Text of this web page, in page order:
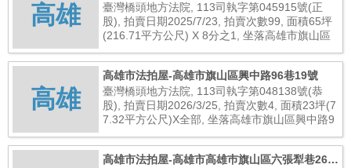
高雄
存登記建物）
臺灣橋頭地方法院, 113司執字第045915號(正
股), 拍賣日期2025/7/23, 拍賣次數99, 面積65坪
(216.71平方公尺) X 8分之1, 坐落高雄市旗山區
4,000元
高雄
高雄市法拍屋-高雄市旗山區興中路96巷19號
臺灣橋頭地方法院, 113司執字第048138號(恭
股), 拍賣日期2026/3/25, 拍賣次數4, 面積23坪(7
7.32平方公尺)X全部, 坐落高雄市旗山區興中路9
高雄市法拍屋-高雄市高雄巿旗山區六張犁巷26號